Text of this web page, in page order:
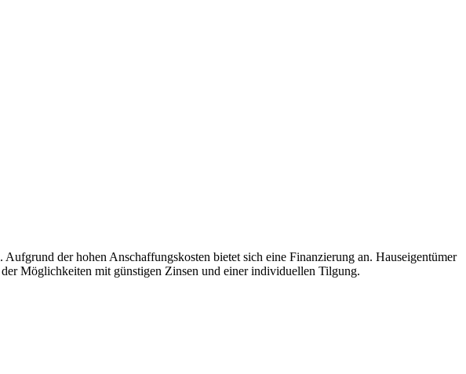
der hohen Anschaffungskosten bietet sich eine Finanzierung an. Hauseigentümer
Möglichkeiten mit günstigen Zinsen und einer individuellen Tilgung.